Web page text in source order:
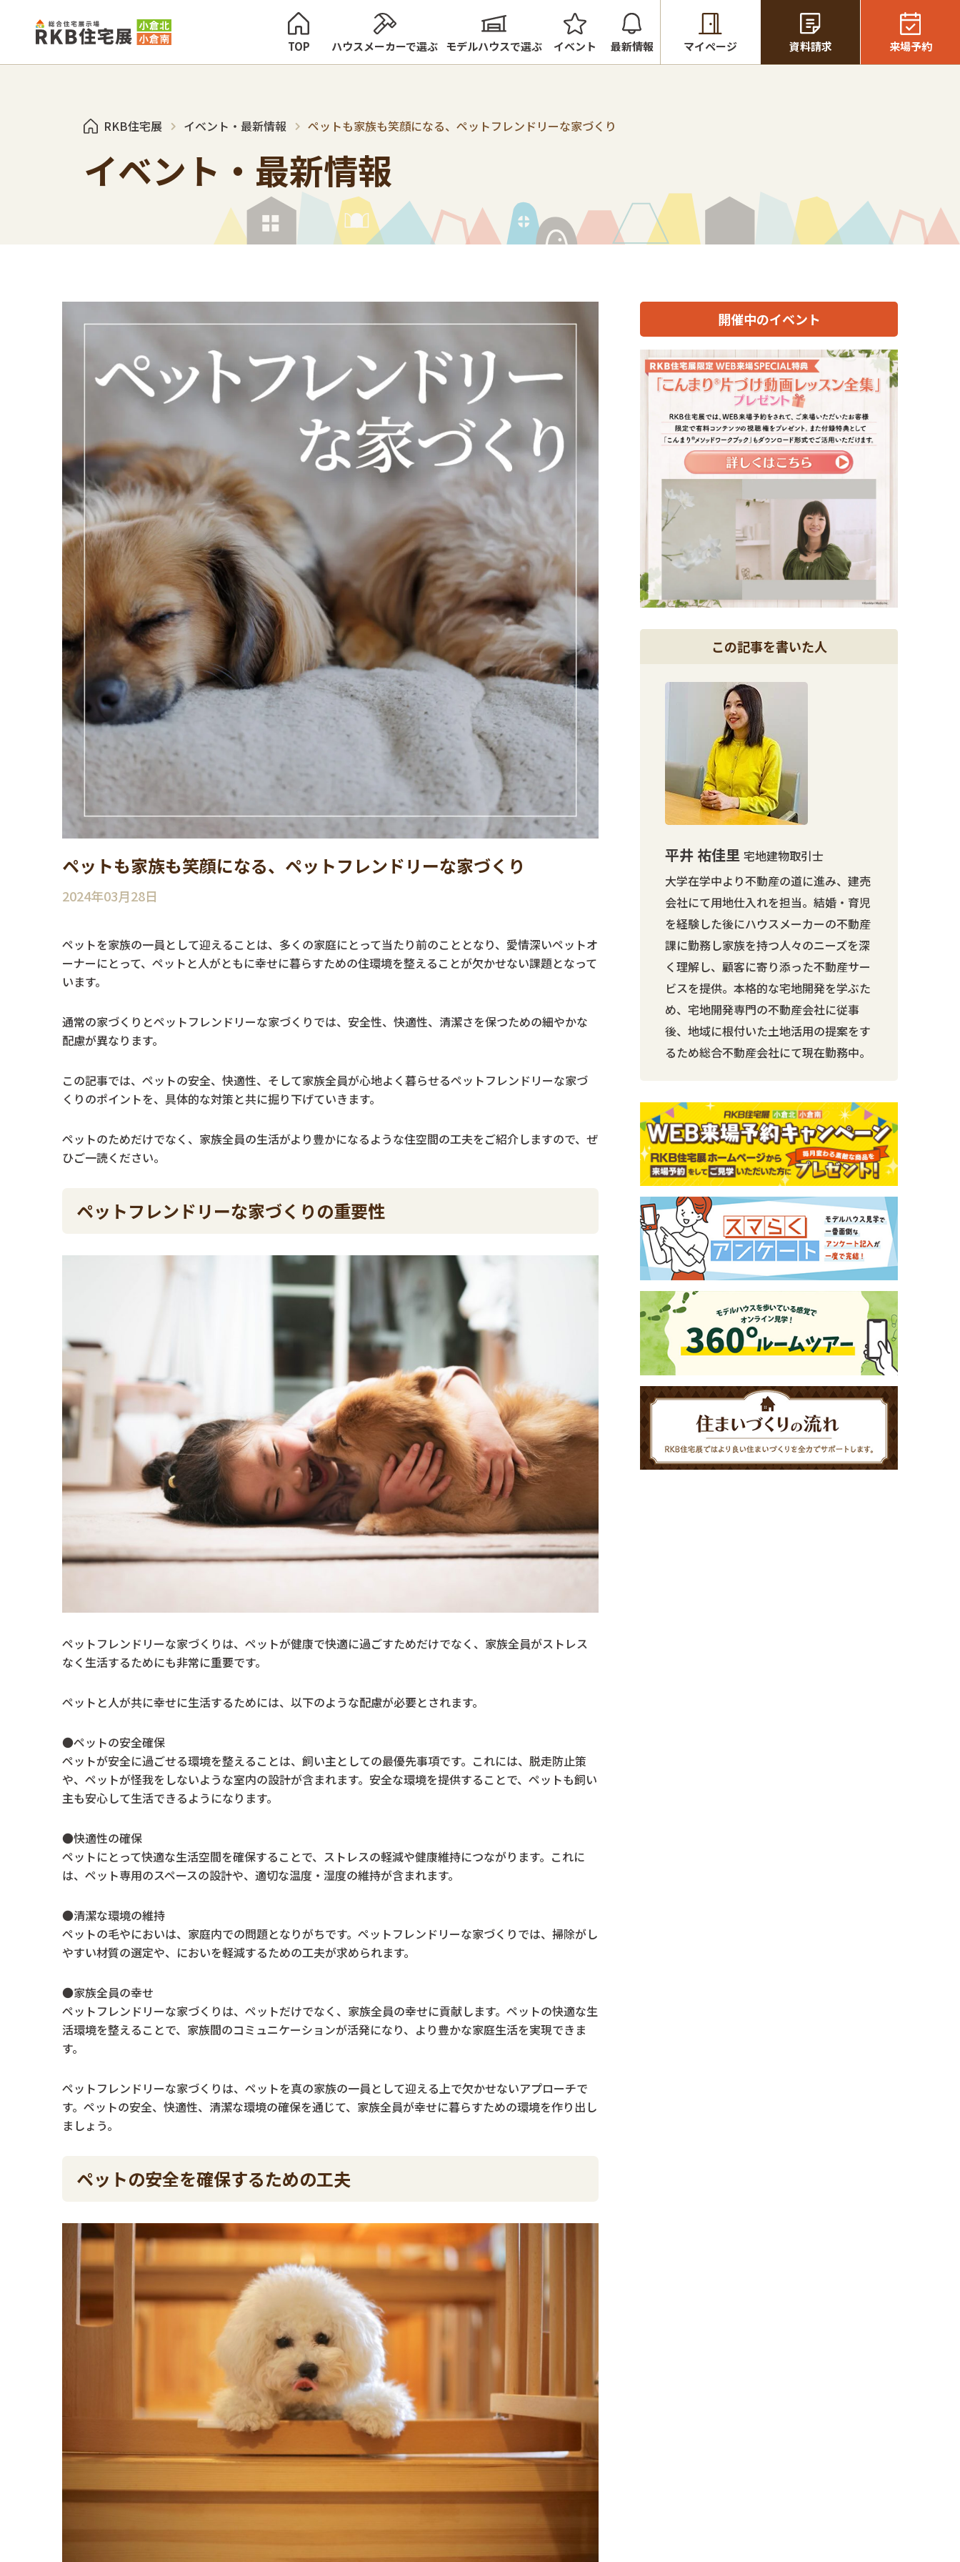
TOP ハウスメーカーで選ぶ モデルハウスで選ぶ イベント 最新情報 マイページ 資料請求 来場予約
RKB住宅展 イベント・最新情報 ペットも家族も笑顔になる、ペットフレンドリーな家づくり
イベント・最新情報
ペットも家族も笑顔になる、ペットフレンドリーな家づくり
2024年03月28日
ペットを家族の一員として迎えることは、多くの家庭にとって当たり前のこととなり、愛情深いペットオ
ーナーにとって、ペットと人がともに幸せに暮らすための住環境を整えることが欠かせない課題となって
います。
通常の家づくりとペットフレンドリーな家づくりでは、安全性、快適性、清潔さを保つための細やかな
配慮が異なります。
この記事では、ペットの安全、快適性、そして家族全員が心地よく暮らせるペットフレンドリーな家づ
くりのポイントを、具体的な対策と共に掘り下げていきます。
ペットのためだけでなく、家族全員の生活がより豊かになるような住空間の工夫をご紹介しますので、ぜ
ひご一読ください。
ペットフレンドリーな家づくりの重要性
ペットフレンドリーな家づくりは、ペットが健康で快適に過ごすためだけでなく、家族全員がストレス
なく生活するためにも非常に重要です。
ペットと人が共に幸せに生活するためには、以下のような配慮が必要とされます。
●ペットの安全確保
ペットが安全に過ごせる環境を整えることは、飼い主としての最優先事項です。これには、脱走防止策
や、ペットが怪我をしないような室内の設計が含まれます。安全な環境を提供することで、ペットも飼い
主も安心して生活できるようになります。
●快適性の確保
ペットにとって快適な生活空間を確保することで、ストレスの軽減や健康維持につながります。これに
は、ペット専用のスペースの設計や、適切な温度・湿度の維持が含まれます。
●清潔な環境の維持
ペットの毛やにおいは、家庭内での問題となりがちです。ペットフレンドリーな家づくりでは、掃除がし
やすい材質の選定や、においを軽減するための工夫が求められます。
●家族全員の幸せ
ペットフレンドリーな家づくりは、ペットだけでなく、家族全員の幸せに貢献します。ペットの快適な生
活環境を整えることで、家族間のコミュニケーションが活発になり、より豊かな家庭生活を実現できま
す。
ペットフレンドリーな家づくりは、ペットを真の家族の一員として迎える上で欠かせないアプローチで
す。ペットの安全、快適性、清潔な環境の確保を通じて、家族全員が幸せに暮らすための環境を作り出し
ましょう。
ペットの安全を確保するための工夫
開催中のイベント
この記事を書いた人
平井 祐佳里宅地建物取引士
大学在学中より不動産の道に進み、建売
会社にて用地仕入れを担当。結婚・育児
を経験した後にハウスメーカーの不動産
課に勤務し家族を持つ人々のニーズを深
く理解し、顧客に寄り添った不動産サー
ビスを提供。本格的な宅地開発を学ぶた
め、宅地開発専門の不動産会社に従事
後、地域に根付いた土地活用の提案をす
るため総合不動産会社にて現在勤務中。